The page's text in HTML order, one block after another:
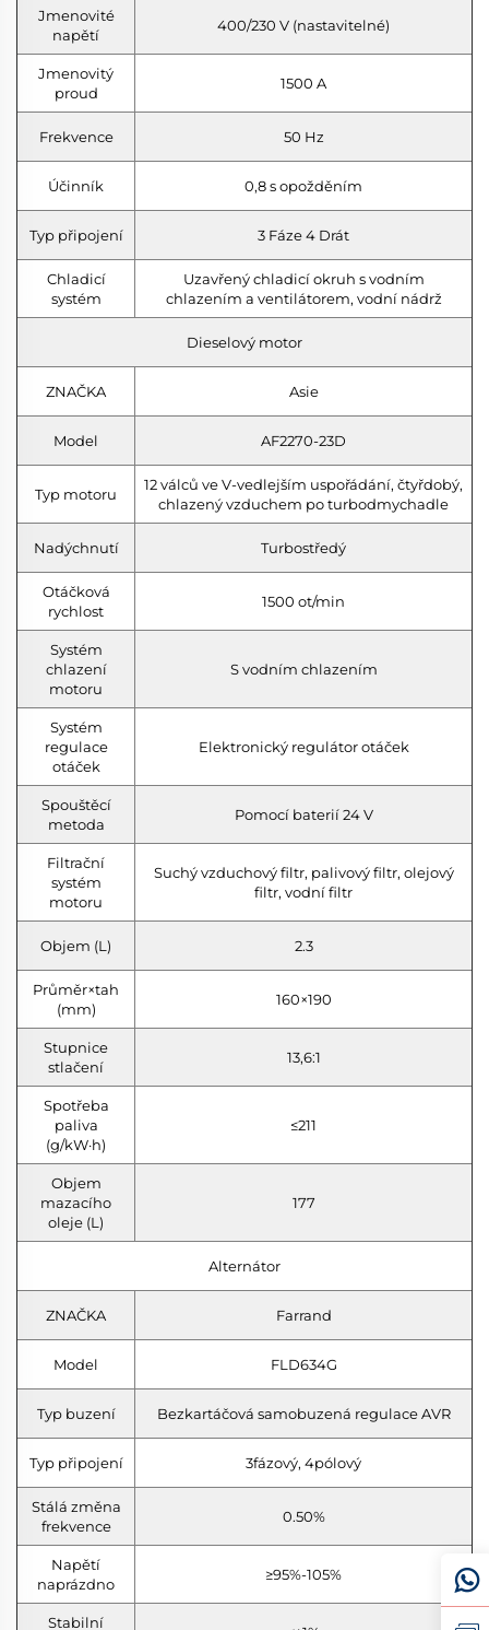
Jmenovité
napětí
400/230 V (nastavitelné)
Jmenovitý
proud
1500 A
Frekvence 50 Hz
Účinník 0,8 s opožděním
Typ připojení 3 Fáze 4 Drát
Chladicí
systém
Uzavřený chladicí okruh s vodním
chlazením a ventilátorem, vodní nádrž
Dieselový motor
ZNAČKA Asie
Model AF2270-23D
Typ motoru
12 válců ve V-vedlejším uspořádání, čtyřdobý,
chlazený vzduchem po turbodmychadle
Nadýchnutí Turbostředý
Otáčková
rychlost
1500 ot/min
Systém
chlazení
motoru
S vodním chlazením
Systém
regulace
otáček
Elektronický regulátor otáček
Spouštěcí
metoda
Pomocí baterií 24 V
Filtrační
systém
motoru
Suchý vzduchový filtr, palivový filtr, olejový
filtr, vodní filtr
Objem (L) 2.3
Průměr×tah
(mm)
160×190
Stupnice
stlačení
13,6:1
Spotřeba
paliva
(g/kW·h)
≤211
Objem
mazacího
oleje (L)
177
Alternátor
ZNAČKA Farrand
Model FLD634G
Typ buzení Bezkartáčová samobuzená regulace AVR
Typ připojení 3fázový, 4pólový
Stálá změna
frekvence
0.50%
Napětí
naprázdno
≥95%-105%
Stabilní